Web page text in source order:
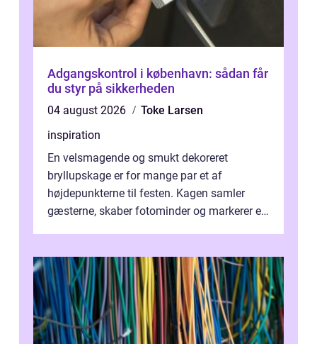
Adgangskontrol i københavn: sådan får
du styr på sikkerheden
04 august 2026
Toke Larsen
inspiration
En velsmagende og smukt dekoreret
bryllupskage er for mange par et af
højdepunkterne til festen. Kagen samler
gæsterne, skaber fotominder og markerer et